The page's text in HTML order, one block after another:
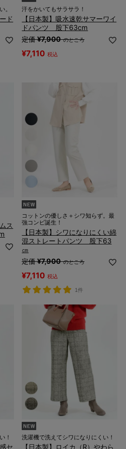
。
ド
汗をかいてもサラサラ！
【日本製】吸水速乾サマーワイ
ドパンツ 股下63cm
定価 ¥7,900 のところ
¥7,110 税込
ス
コットンの優しさ＋シワ知らず。最
強コンビ誕生！
【日本製】シワになりにくい綿
混ストレートパンツ 股下63
㎝
定価 ¥7,900 のところ
¥7,110 税込
1件
！
セ
洗濯機で洗えてシワになりにくい！
【日本製】ロイカ（R）やわら